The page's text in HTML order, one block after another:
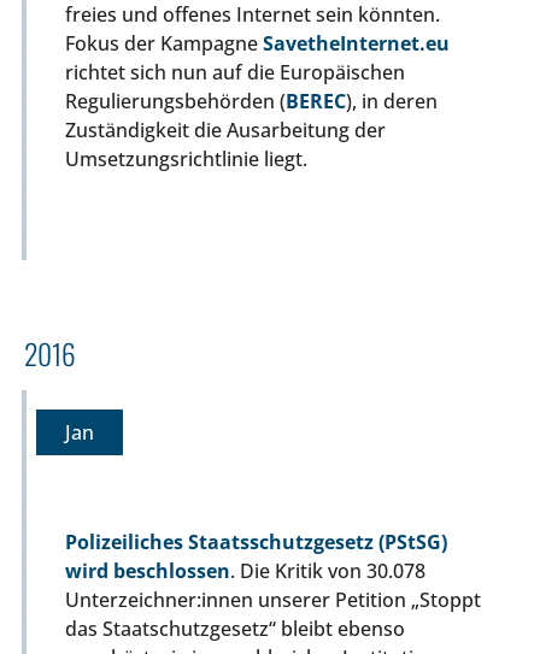
freies und offenes Internet sein könnten.
Fokus der KampagneSavetheInternet.eu
richtet sich nun auf die Europäischen
Regulierungsbehörden (BEREC), in deren
Zuständigkeit die Ausarbeitung der
Umsetzungsrichtlinie liegt.
2016
Jan
Polizeiliches Staatsschutzgesetz (PStSG)
wird beschlossen. Die Kritik von 30.078
Unterzeichner:innen unserer Petition „Stoppt
das Staatschutzgesetz“ bleibt ebenso